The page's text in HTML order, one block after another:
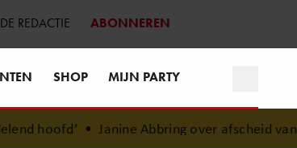
REDACTIE ABONNEREN
SHOP MIJN PARTY
Janine Abbring over afscheid van